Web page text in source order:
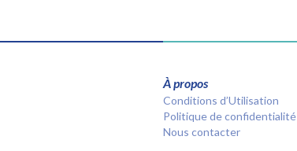
À propos
Conditions d’Utilisation
Politique de confidentialité
Nous contacter